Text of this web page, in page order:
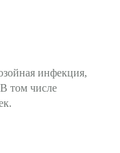
инфекция,
том числе